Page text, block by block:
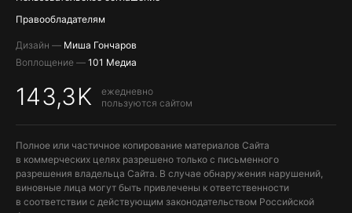
Правообладателям
Дизайн — Миша Гончаров
Воплощение — 101 Медиа
143,3K
ежедневно
пользуются сайтом
Полное или частичное копирование материалов Сайта
в коммерческих целях разрешено только с письменного
разрешения владельца Сайта. В случае обнаружения нарушений,
виновные лица могут быть привлечены к ответственности
в соответствии с действующим законодательством Российской